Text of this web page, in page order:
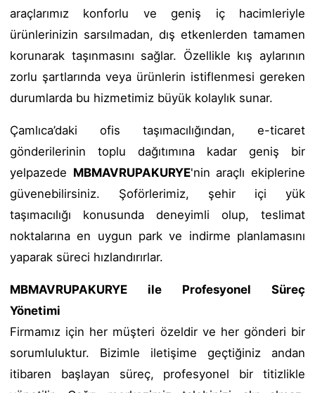
araçlarımız konforlu ve geniş iç hacimleriyle
ürünlerinizin sarsılmadan, dış etkenlerden tamamen
korunarak taşınmasını sağlar. Özellikle kış aylarının
zorlu şartlarında veya ürünlerin istiflenmesi gereken
durumlarda bu hizmetimiz büyük kolaylık sunar.
Çamlıca’daki ofis taşımacılığından, e-ticaret
gönderilerinin toplu dağıtımına kadar geniş bir
yelpazede MBMAVRUPAKURYE'nin araçlı ekiplerine
güvenebilirsiniz. Şoförlerimiz, şehir içi yük
taşımacılığı konusunda deneyimli olup, teslimat
noktalarına en uygun park ve indirme planlamasını
yaparak süreci hızlandırırlar.
MBMAVRUPAKURYE ile Profesyonel Süreç
Yönetimi
Firmamız için her müşteri özeldir ve her gönderi bir
sorumluluktur. Bizimle iletişime geçtiğiniz andan
itibaren başlayan süreç, profesyonel bir titizlikle